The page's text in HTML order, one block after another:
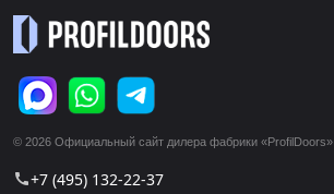
© 2026 Официальный сайт дилера фабрики «ProfilDoors»
call+7 (495) 132-22-37